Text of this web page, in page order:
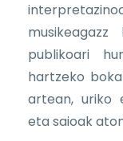
publikoari
hartzeko
artean, uriko
eta saioak